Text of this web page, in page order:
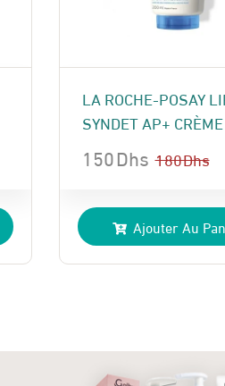
LA ROCHE-POSAY
SYNDET AP+ CRÈME
180Dhs
prix
initial
était :
150Dhs
prix
actuel
est :
Ajouter Au